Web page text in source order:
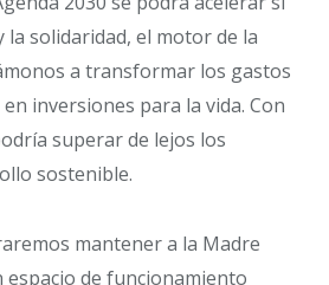
la solidaridad, el motor de la
a transformar los gastos
inversiones para la vida. Con
superar de lejos los
sostenible.
mantener a la Madre
de funcionamiento